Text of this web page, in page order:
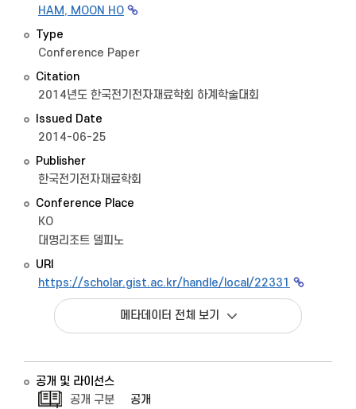
HAM, MOON HO
Type
Conference Paper
Citation
2014년도 한국전기전자재료학회 하계학술대회
Issued Date
2014-06-25
Publisher
한국전기전자재료학회
Conference Place
KO
대명리조트 델피노
URI
https://scholar.gist.ac.kr/handle/local/22331
메타데이터 전체 보기
공개 및 라이선스
공개 구분
공개